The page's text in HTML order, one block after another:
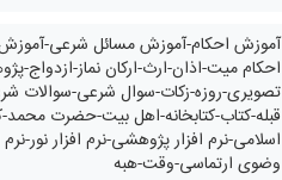
آموزش احکام-آموزش مسائل شرعی-آموزش
احكام ميت-اذان-ارث-ارکان نماز-ازدواج-
تصویری-روزه-زکات-سوال شرعی-سوالات
قبله-کتاب-کتابخانه-اهل بیت-حضرت محمد-
اسلامی-نرم افزار پژوهشی-نرم افزار
وضوی ارتماسی-وقت-هبه